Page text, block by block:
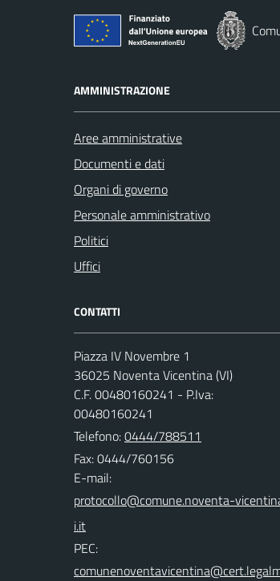
AMMINISTRAZIONE
Aree amministrative
Documenti e dati
Organi di governo
Personale amministrativo
Politici
Uffici
CONTATTI
Piazza IV Novembre 1
36025 Noventa Vicentina (VI)
C.F. 00480160241 - P.Iva:
00480160241
Telefono:0444/788511
Fax: 0444/760156
E-mail:
PEC: